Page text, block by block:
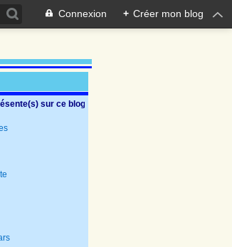
Connexion + Créer mon blog
sur ce blog